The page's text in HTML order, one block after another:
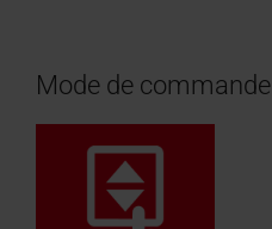
Mode de commande